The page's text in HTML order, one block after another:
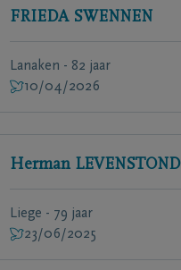
FRIEDA SWENNEN
Lanaken - 82 jaar
10/04/2026
Herman LEVENSTOND
Liege - 79 jaar
23/06/2025